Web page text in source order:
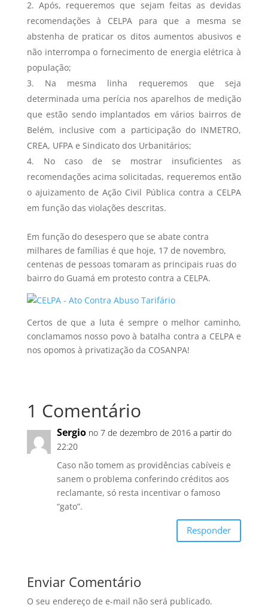
Após, requeremos que sejam feitas as devidas
recomendações à CELPA para que a mesma se
abstenha de praticar os ditos aumentos abusivos e
não interrompa o fornecimento de energia elétrica à
população;
Na mesma linha requeremos que seja
determinada uma perícia nos aparelhos de medição
que estão sendo implantados em vários bairros de
Belém, inclusive com a participação do INMETRO,
CREA, UFPA e Sindicato dos Urbanitários;
No caso de se mostrar insuficientes as
recomendações acima solicitadas, requeremos então
o ajuizamento de Ação Civil Pública contra a CELPA
em função das violações descritas.
Em função do desespero que se abate contra
milhares de famílias é que hoje, 17 de novembro,
centenas de pessoas tomaram as principais ruas do
bairro do Guamá em protesto contra a CELPA.
Certos de que a luta é sempre o melhor caminho,
conclamamos nosso povo à batalha contra a CELPA e
nos opomos à privatização da COSANPA!
1 Comentário
Sergio no 7 de dezembro de 2016 a partir do
22:20
Caso não tomem as providências cabíveis e
sanem o problema conferindo créditos aos
reclamante, só resta incentivar o famoso
“gato”.
Responder
Enviar Comentário
O seu endereço de e-mail não será publicado.